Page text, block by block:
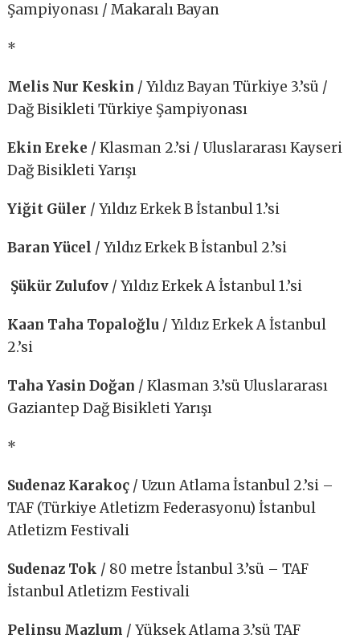
Şampiyonası / Makaralı Bayan
*
Melis Nur Keskin / Yıldız Bayan Türkiye 3.’sü /
Dağ Bisikleti Türkiye Şampiyonası
Ekin Ereke / Klasman 2.’si / Uluslararası Kayseri
Dağ Bisikleti Yarışı
Yiğit Güler / Yıldız Erkek B İstanbul 1.’si
Baran Yücel / Yıldız Erkek B İstanbul 2.’si
Şükür Zulufov / Yıldız Erkek A İstanbul 1.’si
Kaan Taha Topaloğlu / Yıldız Erkek A İstanbul
2.’si
Taha Yasin Doğan / Klasman 3.’sü Uluslararası
Gaziantep Dağ Bisikleti Yarışı
*
Sudenaz Karakoç / Uzun Atlama İstanbul 2.’si –
TAF (Türkiye Atletizm Federasyonu) İstanbul
Atletizm Festivali
Sudenaz Tok / 80 metre İstanbul 3.’sü – TAF
İstanbul Atletizm Festivali
Pelinsu Mazlum / Yüksek Atlama 3.’sü TAF